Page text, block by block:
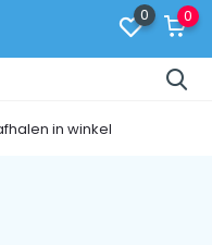
0 0
in winkel